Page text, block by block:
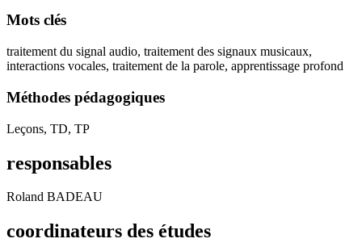
Mots clés
traitement du signal audio, traitement des signaux musicaux,
interactions vocales, traitement de la parole, apprentissage profond
Méthodes pédagogiques
Leçons, TD, TP
responsables
Roland BADEAU
coordinateurs des études